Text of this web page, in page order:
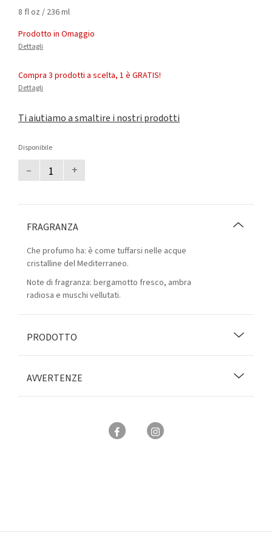
8 fl oz / 236 ml
Prodotto in Omaggio
Dettagli
Compra 3 prodotti a scelta, 1 è GRATIS!
Dettagli
Ti aiutiamo a smaltire i nostri prodotti
Disponibile
– +
FRAGRANZA
Che profumo ha: è come tuffarsi nelle acque
cristalline del Mediterraneo.
Note di fragranza: bergamotto fresco, ambra
radiosa e muschi vellutati.
PRODOTTO
AVVERTENZE